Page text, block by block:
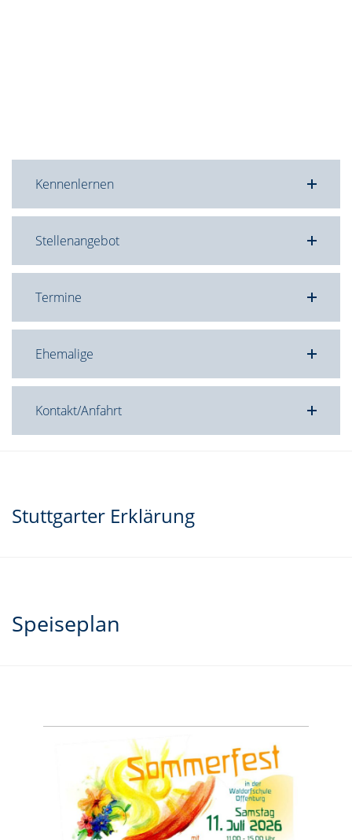
Kennenlernen
Stellenangebot
Termine
Ehemalige
Kontakt/Anfahrt
Stuttgarter Erklärung
Speiseplan